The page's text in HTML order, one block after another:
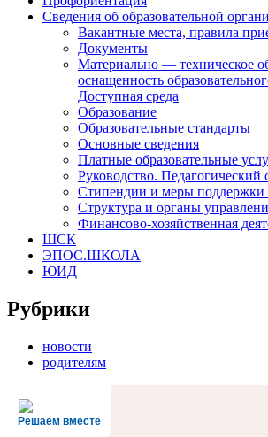
Сведения об образовательной
Вакантные места, правила
Документы
Материально — техническое
оснащенность
Доступная среда
Образование
Образовательные стандарты
Основные сведения
Платные образовательные
Руководство. Педагогический
Стипендии и меры поддержки
Структура и органы
Финансово-хозяйственная
ШСК
ЭПОС.ШКОЛА
ЮИД
Рубрики
новости
родителям
Решаем вместе